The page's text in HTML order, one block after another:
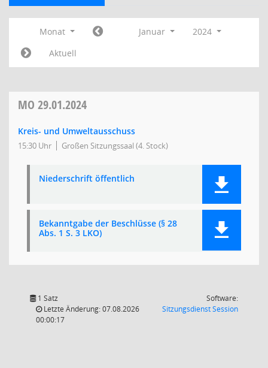
Monat Januar
2024
Aktuell
MO 29.01.2024
Kreis- und Umweltausschuss
15:30 Uhr Großen Sitzungssaal (4. Stock)
Niederschrift öffentlich
Bekanntgabe der Beschlüsse (§ 28
Abs. 1 S. 3 LKO)
1 Satz
Letzte Änderung: 07.08.2026
00:00:17
Software:
SitzungsdienstSession(Wird in